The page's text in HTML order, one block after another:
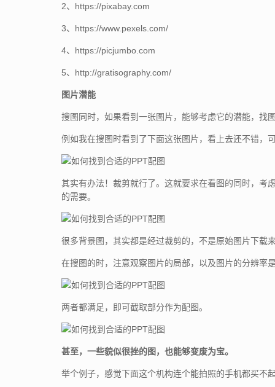
2、https://pixabay.com
3、https://www.pexels.com/
4、https://picjumbo.com
5、http://gratisography.com/
图片潜能
搜图同时，如果看到一张图片，能够考虑它的潜能，找
例如我在搜图时看到了下面这张图片，看上去还不错，
其实有办法！裁剪就行了。这就要求在看图的同时，考
的需要。
很多背景图，其实都是经过裁剪的，不是原始图片下载
在搜图的时，注意观察图片的局部，以及图片的分辨率
两者都满足，即可截取部分作为配图。
甚至，一些貌似很挫的图，也能够变废为宝。
举个例子，感觉下面这个机构连个能拍照的手机都买不